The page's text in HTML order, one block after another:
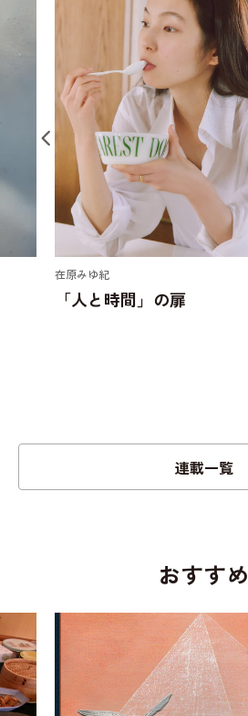
詩人 菅原敏
「詩と余白」の扉
連載一覧
おすすめ